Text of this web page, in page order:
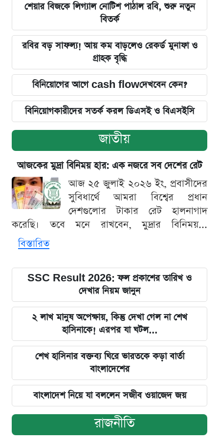
শেয়ার বিজকে লিগ্যাল নোটিশ পাঠাল রবি, শুরু নতুন
বিতর্ক
রবির বড় সাফল্য! আয় কম বাড়লেও রেকর্ড মুনাফা ও
গ্রাহক বৃদ্ধি
বিনিয়োগের আগে cash flowদেখবেন কেন?
বিনিয়োগকারীদের সতর্ক করল ডিএসই ও বিএসইসি
জাতীয়
আজকের মুদ্রা বিনিময় হার: এক নজরে সব দেশের রেট
আজ ২৫ জুলাই ২০২৬ ইং, প্রবাসীদের
সুবিধার্থে আমরা বিশ্বের প্রধান
দেশগুলোর টাকার রেট হালনাগাদ
করেছি। তবে মনে রাখবেন, মুদ্রার বিনিময়...
বিস্তারিত
SSC Result 2026: ফল প্রকাশের তারিখ ও
দেখার নিয়ম জানুন
২ লাখ মানুষ অপেক্ষায়, কিন্তু দেখা গেল না শেখ
হাসিনাকে! এরপর যা ঘটল...
শেখ হাসিনার বক্তব্য ঘিরে ভারতকে কড়া বার্তা
বাংলাদেশের
বাংলাদেশ নিয়ে যা বললেন সজীব ওয়াজেদ জয়
রাজনীতি